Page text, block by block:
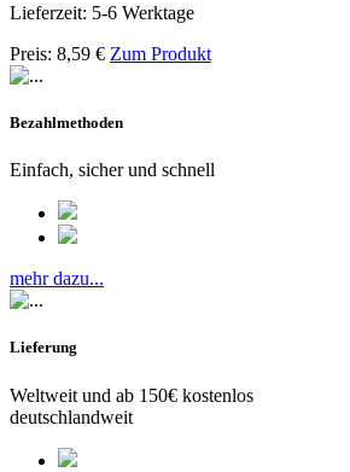
Lieferzeit: 5-6 Werktage
Preis: 8,59 € Zum Produkt
Bezahlmethoden
Einfach, sicher und schnell
mehr dazu...
Lieferung
Weltweit und ab 150€ kostenlos
deutschlandweit